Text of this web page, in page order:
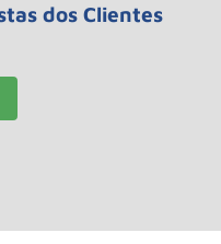
dos Clientes